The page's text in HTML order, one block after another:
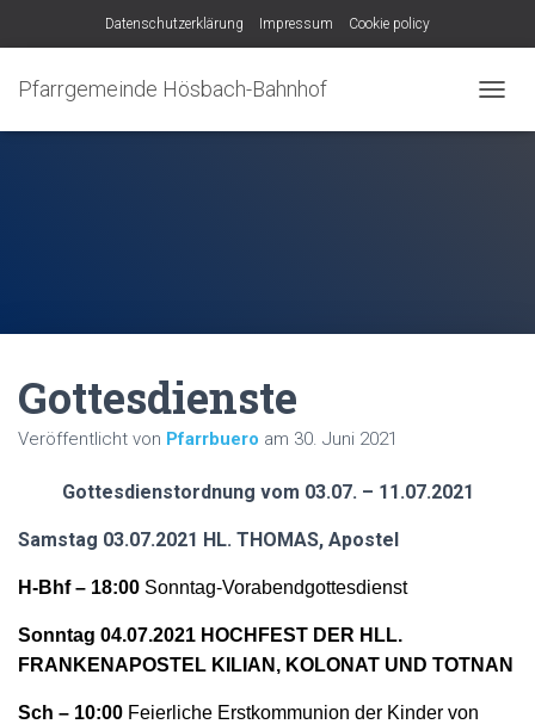
Datenschutzerklärung Impressum Cookie policy
Pfarrgemeinde Hösbach-Bahnhof
A
U
Gottesdienste
Veröffentlicht von Pfarrbuero am 30. Juni 2021
Gottesdienstordnung vom 03.07. – 11.07.2021
Samstag 03.07.2021 HL. THOMAS, Apostel
H-Bhf – 18:00 Sonntag-Vorabendgottesdienst
Sonntag 04.07.2021 HOCHFEST DER HLL.
FRANKENAPOSTEL KILIAN, KOLONAT UND TOTNAN
Sch – 10:00 Feierliche Erstkommunion der Kinder von